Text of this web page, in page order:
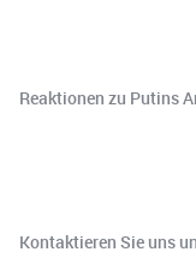
Reaktionen zu Putins
Kontaktieren Sie uns